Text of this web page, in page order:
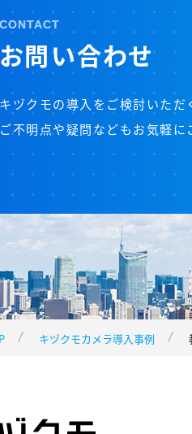
CONTACT
お問い合わせ
キヅクモの導入をご検討いただ
ご不明点や疑問などもお気軽に
キヅクモカメラ導入事例